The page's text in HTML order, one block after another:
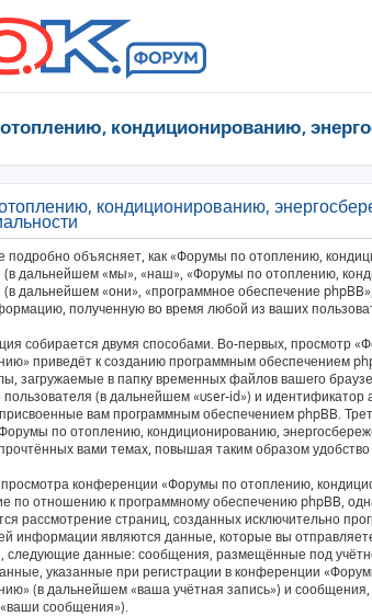
кондиционированию,
кондиционированию,
подробно объясняет, как «Форумы по отоплению,
(в дальнейшем «мы», «наш», «Форумы по отоплению,
(в дальнейшем «они», «программное обеспечение
полученную во время любой из ваших
собирается двумя способами. Во-первых, просмотр
приведёт к созданию программным обеспечением
загружаемые в папку временных файлов вашего
(в дальнейшем «user-id») и
вам программным обеспечением phpBB.
по отоплению, кондиционированию,
вами темах, повышая таким образом
конференции «Форумы по отоплению,
по отношению к программному обеспечению phpBB,
рассмотрение страниц, созданных исключительно
информации являются данные, которые вы
следующие данные: сообщения, размещённые под
указанные при регистрации в конференции
(в дальнейшем «ваша учётная запись») и
сообщения»).